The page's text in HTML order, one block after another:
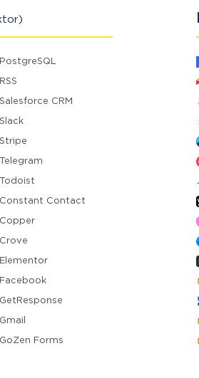
PostgreSQL
RSS
Salesforce CRM
Slack
Stripe
Telegram
Todoist
Constant Contact
Copper
Crove
Elementor
Facebook
GetResponse
Gmail
GoZen Forms